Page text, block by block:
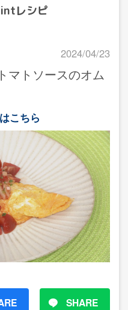
レシピ
2024/04/23
マトソースのオム
こちら
SHARE